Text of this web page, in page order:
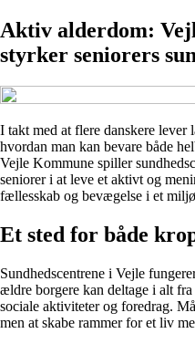
Aktiv alderdom:
styrker seniorers
I takt med at flere danskere lever
hvordan man kan bevare både
Vejle Kommune spiller
seniorer i at leve et aktivt og
fællesskab og bevægelse i et
Et sted for både
Sundhedscentrene i Vejle
ældre borgere kan deltage i alt
sociale aktiviteter og foredrag.
men at skabe rammer for et liv